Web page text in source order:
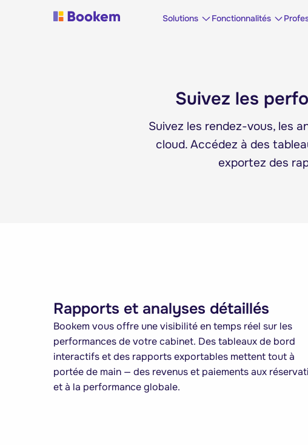
Solutions Fonctionnalités
Suivez les
Suivez les rendez-vous, les
cloud. Accédez à des
exportez des
Rapports et analyses détaillés
Bookem vous offre une visibilité en temps réel sur les
performances de votre cabinet. Des tableaux de bord
interactifs et des rapports exportables mettent tout à
portée de main — des revenus et paiements aux
et à la performance globale.